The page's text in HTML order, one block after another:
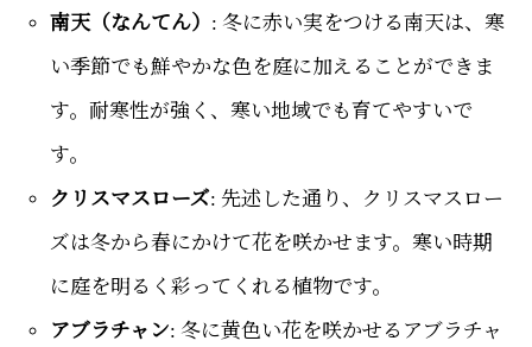
南天（なんてん） : 冬に赤い実をつける南天は、寒
い季節でも鮮やかな色を庭に加えることができま
す。耐寒性が強く、寒い地域でも育てやすいで
す。
クリスマスローズ: 先述した通り、クリスマスロー
ズは冬から春にかけて花を咲かせます。寒い時期
に庭を明るく彩ってくれる植物です。
アブラチャン: 冬に黄色い花を咲かせるアブラチャ